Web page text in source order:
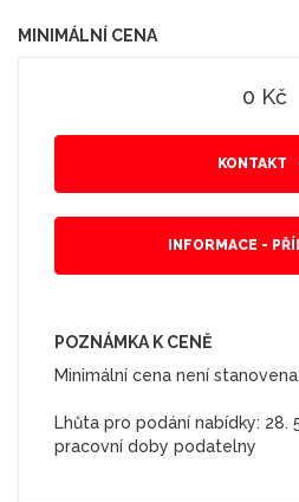
MINIMÁLNÍ CENA
0 Kč
KONTAKT
INFORMACE -
POZNÁMKA K CENĚ
Minimální cena není stanovena.
Lhůta pro podání nabídky: 28.
pracovní doby podatelny